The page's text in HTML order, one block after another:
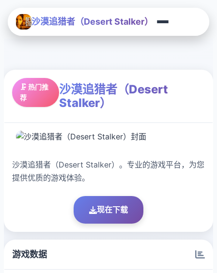
沙漠追猎者（Desert Stalker）
🗜️ 热门推
荐
沙漠追猎者（Desert
Stalker）
沙漠追猎者（Desert Stalker）。专业的游戏平台，为您
提供优质的游戏体验。
现在下载
游戏数据